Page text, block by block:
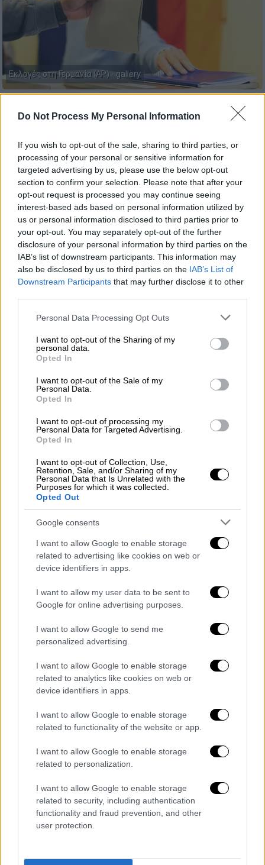
Do Not Process My Personal Information
If you wish to opt-out of the sale, sharing to third parties, or
processing of your personal or sensitive information for
targeted advertising by us, please use the below opt-out
section to confirm your selection. Please note that after your
opt-out request is processed you may continue seeing
interest-based ads based on personal information utilized by
us or personal information disclosed to third parties prior to
your opt-out. You may separately opt-out of the further
disclosure of your personal information by third parties on the
IAB’s list of downstream participants. This information may
also be disclosed by us to third parties on the IAB’s List of
Downstream Participants that may further disclose it to other
Please note that this website/app uses one or more Google
not limited to your visit or usage behaviour. You may click to
grant or deny consent to Google and its third-party tags to
use your data for below specified purposes in below Google
consent section.
Personal Data Processing Opt Outs
I want to opt-out of the Sharing of my
personal data.
Opted In
I want to opt-out of the Sale of my
Personal Data.
Opted In
I want to opt-out of processing my
Personal Data for Targeted Advertising.
Opted In
I want to opt-out of Collection, Use,
Retention, Sale, and/or Sharing of my
Personal Data that Is Unrelated with the
Purposes for which it was collected.
Opted Out
Google consents
I want to allow Google to enable storage
related to advertising like cookies on web or
device identifiers in apps.
I want to allow my user data to be sent to
Google for online advertising purposes.
I want to allow Google to send me
personalized advertising.
I want to allow Google to enable storage
related to analytics like cookies on web or
device identifiers in apps.
I want to allow Google to enable storage
related to functionality of the website or app.
I want to allow Google to enable storage
related to personalization.
I want to allow Google to enable storage
related to security, including authentication
functionality and fraud prevention, and other
user protection.
Εκλογές στη Γερμανία (AP) - gallery
Προσθέστε το ΕΘΝΟΣ στη Google
Το 68% των ερωτηθέντων που συμμετείχαν
σε δημοσκόπηση τουινστιτούτου INSA
λογαριασμό της κυριακάτικης έκδοσης της
εφημερίδας Bild, θεωρεί πως στέλεχος του
ακροδεξιού κόμματος«Εναλλακτική για τη
Γερμανία» (AfD)θα αναλάβει τη
διακυβέρνηση τουλάχιστον ενός
ομοσπονδιακού κρατιδίου το 2026.
Κρατιδιακές εκλογές έχουν
Σαξονία-Άνχαλτ, Βερολίνο και
Μεκλεμβούργο-Δυτική Πομερανία.
ΔΙΑΒΑΣΤΕ ΕΠΙΣΗΣ
Κόσμος| 17.08.2025 13:12
Συνάντηση Τραμπ-Ζελένσκι: Η
Ούρσουλα φον ντερ Λάιεν θα
συνοδεύσει τον Ουκρανό πρόεδρο
στην Ουάσινγκτον
Σύμφωνα με τη δημοσκόπηση, το 43% των
ερωτηθέντων εκτιμά πως στέλεχος της
ακροδεξιάς θα κερδίσει τις εκλογές σε
τουλάχιστον ένα ομοσπονδιακό κρατίδιο,
επικρατήσει σε δύο ή περισσότερα.
Το 19% δεν πιστεύει ότι στέλεχος τουAfD
α αναλάβει τη διακυβέρνηση κρατιδίου, ενώ
Το 47% των ερωτηθέντων δήλωσε αντίθετο
σε ενδεχόμενη συνεργασία της
Ένωσης (CDU/CSU)με την AfD
. Ωστόσο,
τέσσερις στους δέκα απορρίπτουν το
την ακροδεξιά, ενώ το 6% απάντησε ότι δεν
το ενδιαφέρει και το 7% αρνήθηκε να
σχολιάσει.
Σε ψήφισμα του 2018, το
Χριστιανοδημοκρατικό Κόμμα (CDU)
με τηνακροδεξιά AfDόσο και με το κόμμα